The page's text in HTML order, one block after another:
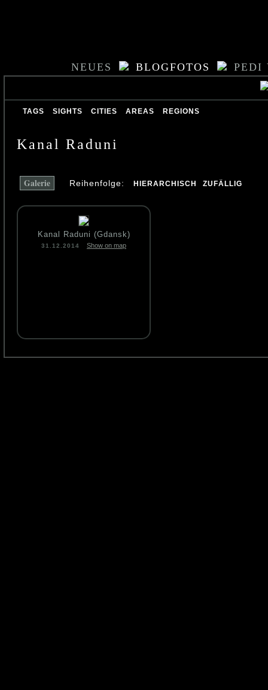
NEUES BLOGFOTOS PEDI
TAGS SIGHTS CITIES AREAS REGIONS
Kanal Raduni
Galerie Reihenfolge: HIERARCHISCH ZUFÄLLIG
Kanal Raduni (Gdansk)
31.12.2014 Show on map